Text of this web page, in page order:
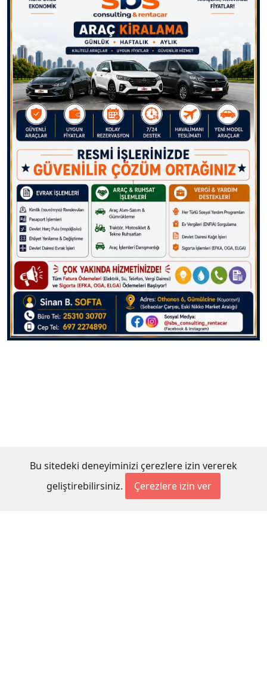
Bu sitedeki deneyiminizi çerezlere izin vererek
geliştirebilirsiniz.
Çerezlere izin ver